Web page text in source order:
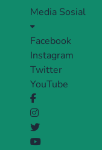
Media Sosial
Facebook
Instagram
Twitter
YouTube